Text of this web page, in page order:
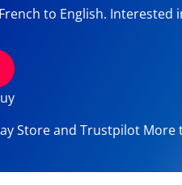
to English. Interested
Store and Trustpilot